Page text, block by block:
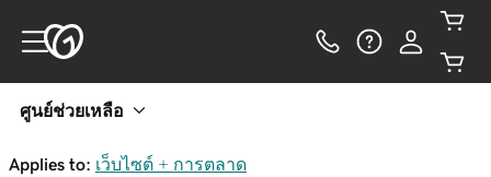
ศูนย์ช่วยเหลือ
Applies to: เว็บไซต์ + การตลาด